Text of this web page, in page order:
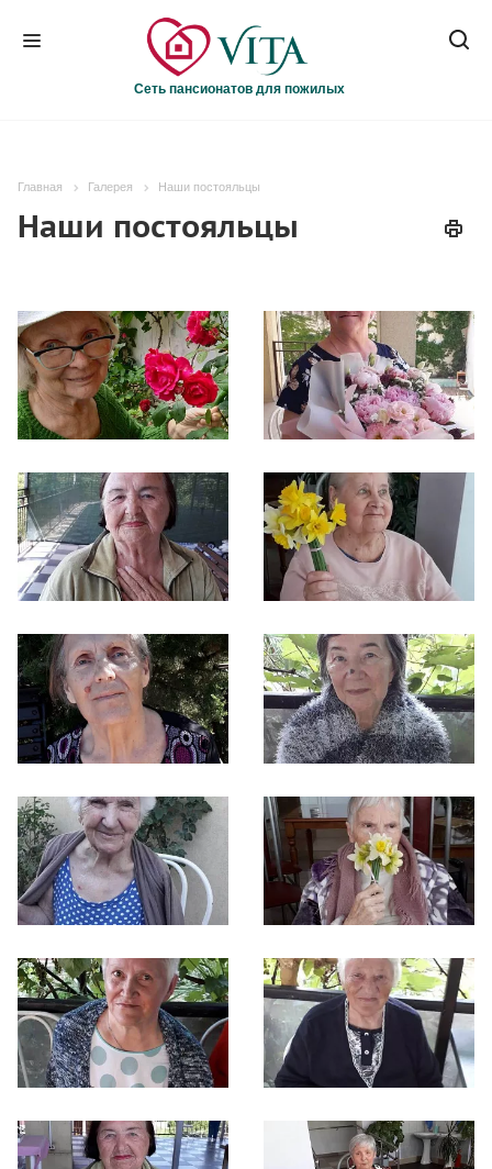
Сеть пансионатов для пожилых
Главная Галерея Наши постояльцы
Наши постояльцы